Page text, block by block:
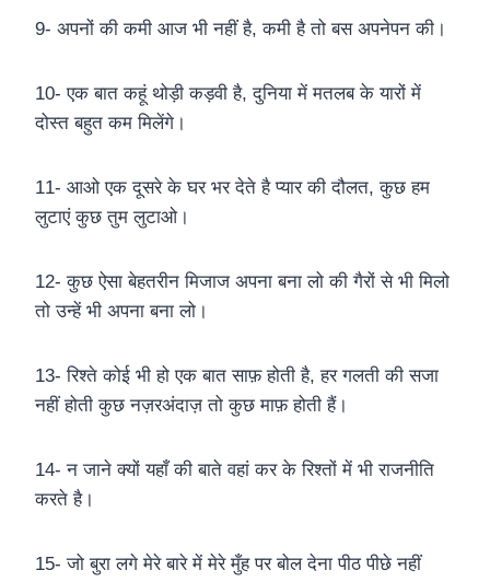
9- अपनों की कमी आज भी नहीं है, कमी है तो बस अपनेपन की।
10- एक बात कहूं थोड़ी कड़वी है, दुनिया में मतलब के यारों में
दोस्त बहुत कम मिलेंगे।
11- आओ एक दूसरे के घर भर देते है प्यार की दौलत, कुछ हम
लुटाएं कुछ तुम लुटाओ।
12- कुछ ऐसा बेहतरीन मिजाज अपना बना लो की गैरों से भी मिलो
तो उन्हें भी अपना बना लो।
13- रिश्ते कोई भी हो एक बात साफ़ होती है, हर गलती की सजा
नहीं होती कुछ नज़रअंदाज़ तो कुछ माफ़ होती हैं।
14- न जाने क्यों यहाँ की बाते वहां कर के रिश्तों में भी राजनीति
करते है।
15- जो बुरा लगे मेरे बारे में मेरे मुँह पर बोल देना पीठ पीछे नहीं